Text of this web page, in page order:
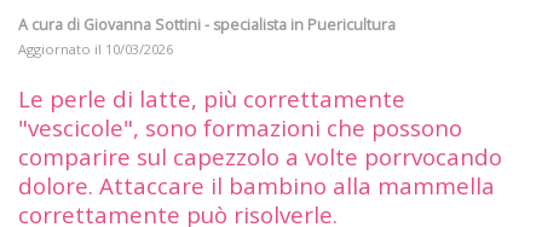
A cura di Giovanna Sottini - specialista in Puericultura
Aggiornato il 10/03/2026
Le perle di latte, più correttamente
"vescicole", sono formazioni che possono
comparire sul capezzolo a volte porrvocando
dolore. Attaccare il bambino alla mammella
correttamente può risolverle.